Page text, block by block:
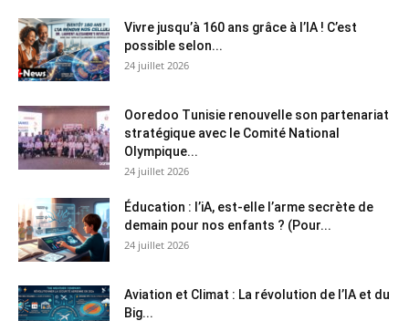
Vivre jusqu’à 160 ans grâce à l’IA ! C’est
possible selon...
24 juillet 2026
Ooredoo Tunisie renouvelle son partenariat
stratégique avec le Comité National
Olympique...
24 juillet 2026
Éducation : l’iA, est-elle l’arme secrète de
demain pour nos enfants ? (Pour...
24 juillet 2026
Aviation et Climat : La révolution de l’IA et du
Big...